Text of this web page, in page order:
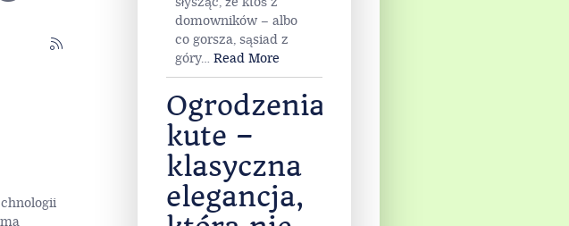
Nikt z nas nie lubi
budzić się w nocy,
słysząc, że ktoś z
domowników – albo
co gorsza, sąsiad z
góry… Read More